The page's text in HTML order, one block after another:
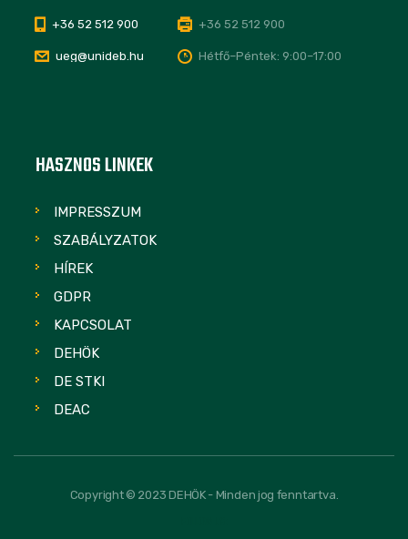
+36 52 512 900 +36 52 512 900
ueg@unideb.hu Hétfő–Péntek: 9:00–17:00
HASZNOS LINKEK
IMPRESSZUM
SZABÁLYZATOK
HÍREK
GDPR
KAPCSOLAT
DEHÖK
DE STKI
DEAC
Copyright © 2023 DEHÖK - Minden jog fenntartva.